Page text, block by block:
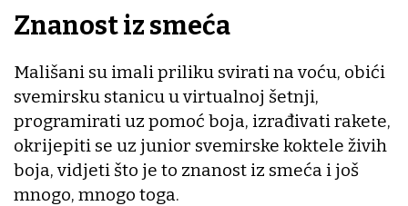
Znanost iz smeća
Mališani su imali priliku svirati na voću, obići
svemirsku stanicu u virtualnoj šetnji,
programirati uz pomoć boja, izrađivati rakete,
okrijepiti se uz junior svemirske koktele živih
boja, vidjeti što je to znanost iz smeća i još
mnogo, mnogo toga.